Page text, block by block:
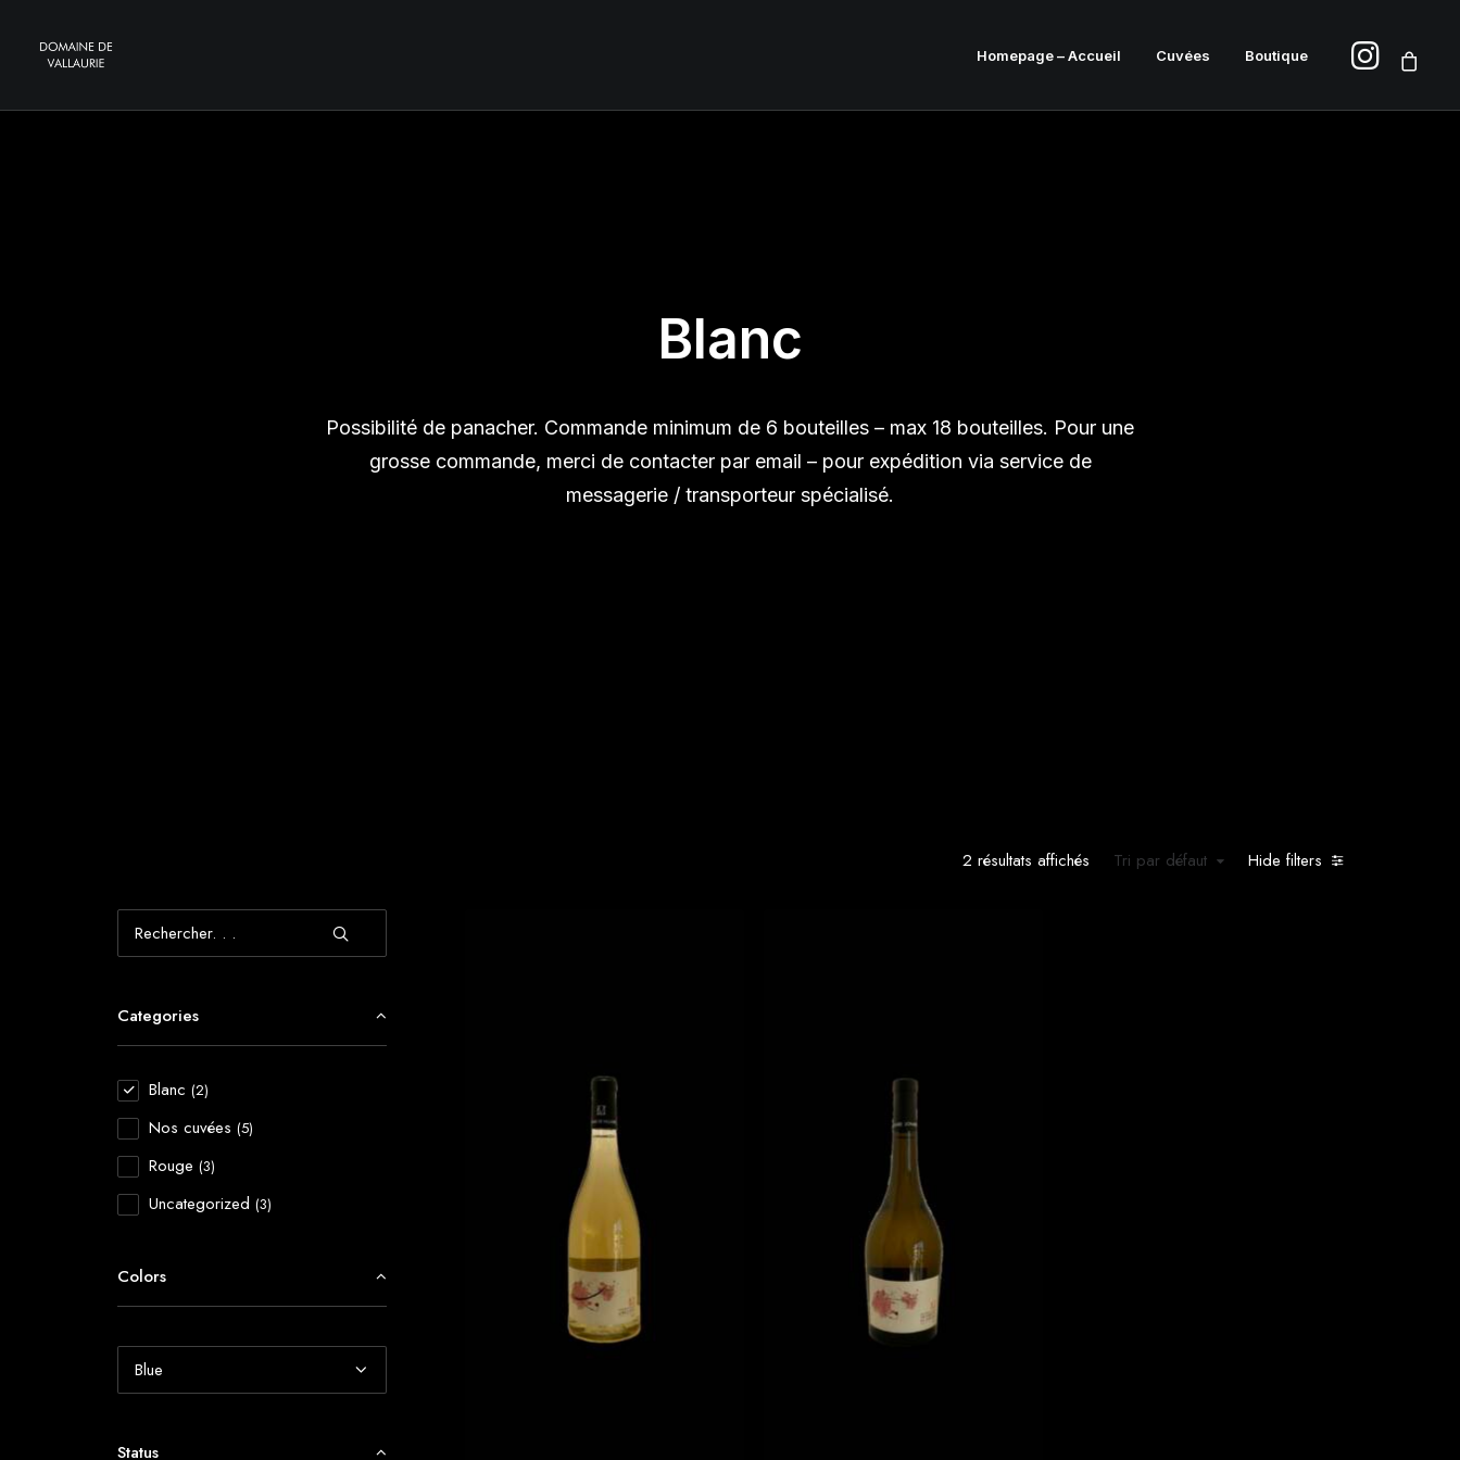
Homepage – Accueil Cuvées Boutique
Blanc
Possibilité de panacher. Commande minimum de 6 bouteilles – max 18 bouteilles. Pour une
grosse commande, merci de contacter par email – pour expédition via service de
messagerie / transporteur spécialisé.
Hide filters
Tri par défaut
2 résultats affichés
Categories
Blanc (2)
Nos cuvées (5)
Rouge (3)
Uncategorized (3)
Colors
Status